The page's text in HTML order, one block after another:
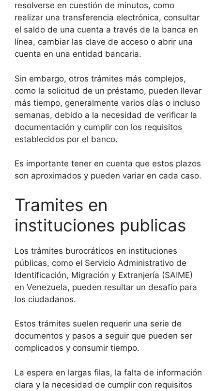
resolverse en cuestión de minutos, como
realizar una transferencia electrónica, consultar
el saldo de una cuenta a través de la banca en
línea, cambiar las clave de acceso o abrir una
cuenta en una entidad bancaria.
Sin embargo, otros trámites más complejos,
como la solicitud de un préstamo, pueden llevar
más tiempo, generalmente varios días o incluso
semanas, debido a la necesidad de verificar la
documentación y cumplir con los requisitos
establecidos por el banco.
Es importante tener en cuenta que estos plazos
son aproximados y pueden variar en cada caso.
Tramites en
instituciones publicas
Los trámites burocráticos en instituciones
públicas, como el Servicio Administrativo de
Identificación, Migración y Extranjería (SAIME)
en Venezuela, pueden resultar un desafío para
los ciudadanos.
Estos trámites suelen requerir una serie de
documentos y pasos a seguir que pueden ser
complicados y consumir tiempo.
La espera en largas filas, la falta de información
clara y la necesidad de cumplir con requisitos